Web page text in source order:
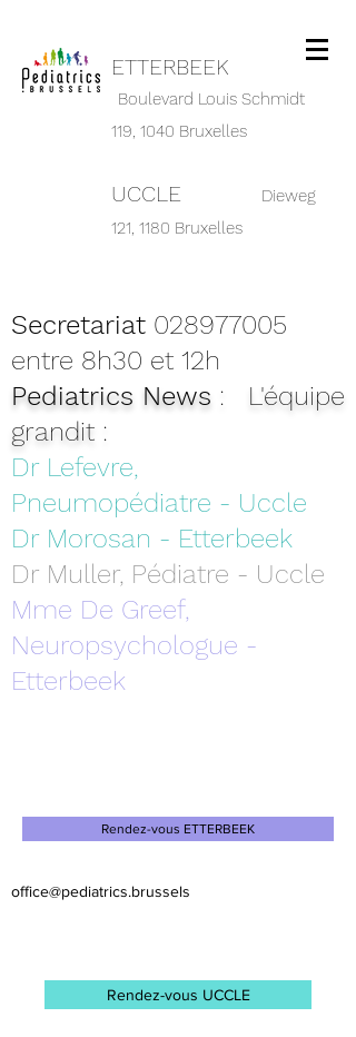
ETTERBEEK
Boulevard Louis Schmidt
119, 1040 Bruxelles
UCCLE
Dieweg
121, 1180 Bruxelles
Secretariat 028977005
entre 8h30 et 12h
Pediatrics News : L'équipe
grandit :
Dr Lefevre,
Pneumopédiatre - Uccle
Dr Morosan - Etterbeek
Dr Muller, Pédiatre - Uccle
Mme De Greef,
Neuropsychologue -
Etterbeek
Rendez-vous ETTERBEEK
office@pediatrics.brussels
Rendez-vous UCCLE